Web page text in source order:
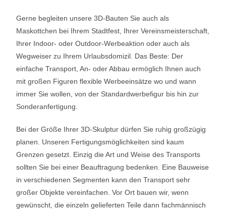
Gerne begleiten unsere 3D-Bauten Sie auch als
Maskottchen bei Ihrem Stadtfest, Ihrer Vereinsmeisterschaft,
Ihrer Indoor- oder Outdoor-Werbeaktion oder auch als
Wegweiser zu Ihrem Urlaubsdomizil. Das Beste: Der
einfache Transport, An- oder Abbau ermöglich Ihnen auch
mit großen Figuren flexible Werbeeinsätze wo und wann
immer Sie wollen, von der Standardwerbefigur bis hin zur
Sonderanfertigung.
Bei der Größe Ihrer 3D-Skulptur dürfen Sie ruhig großzügig
planen. Unseren Fertigungsmöglichkeiten sind kaum
Grenzen gesetzt. Einzig die Art und Weise des Transports
sollten Sie bei einer Beauftragung bedenken. Eine Bauweise
in verschiedenen Segmenten kann den Transport sehr
großer Objekte vereinfachen. Vor Ort bauen wir, wenn
gewünscht, die einzeln gelieferten Teile dann fachmännisch